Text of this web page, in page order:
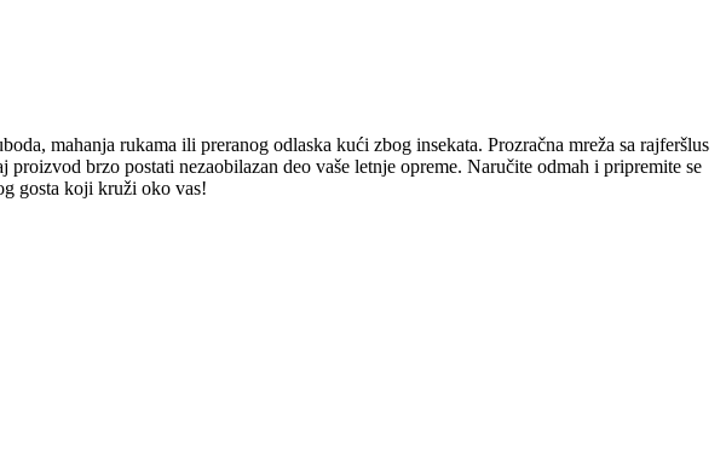
mahanja rukama ili preranog odlaska kući zbog insekata. Prozračna mreža sa rajferšlus
brzo postati nezaobilazan deo vaše letnje opreme. Naručite odmah i pripremite se
gosta koji kruži oko vas!